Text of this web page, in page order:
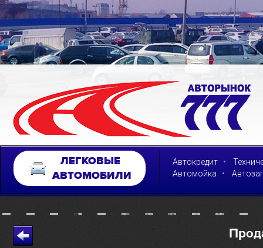
ЛЕГКОВЫЕ
АВТОМОБИЛИ
Автокредит •
Автомойка •